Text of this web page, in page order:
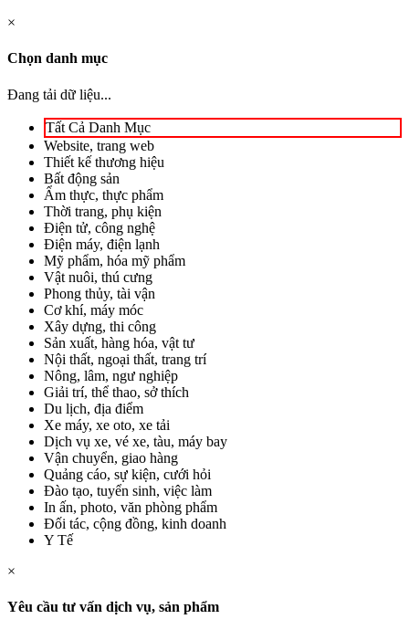
×
Chọn danh mục
Đang tải dữ liệu...
Tất Cả Danh Mục
Website, trang web
Thiết kế thương hiệu
Bất động sản
Ẩm thực, thực phẩm
Thời trang, phụ kiện
Điện tử, công nghệ
Điện máy, điện lạnh
Mỹ phẩm, hóa mỹ phẩm
Vật nuôi, thú cưng
Phong thủy, tài vận
Cơ khí, máy móc
Xây dựng, thi công
Sản xuất, hàng hóa, vật tư
Nội thất, ngoại thất, trang trí
Nông, lâm, ngư nghiệp
Giải trí, thể thao, sở thích
Du lịch, địa điểm
Xe máy, xe oto, xe tải
Dịch vụ xe, vé xe, tàu, máy bay
Vận chuyển, giao hàng
Quảng cáo, sự kiện, cưới hỏi
Đào tạo, tuyển sinh, việc làm
In ấn, photo, văn phòng phẩm
Đối tác, cộng đồng, kinh doanh
Y Tế
×
Yêu cầu tư vấn dịch vụ, sản phẩm